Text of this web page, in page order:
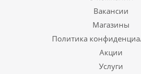
Вакансии
Магазины
Политика
Акции
Услуги